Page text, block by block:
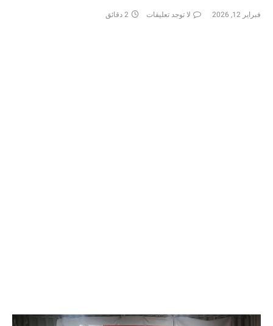
فبراير 12, 2026 لا توجد تعليقات 2 دقائق